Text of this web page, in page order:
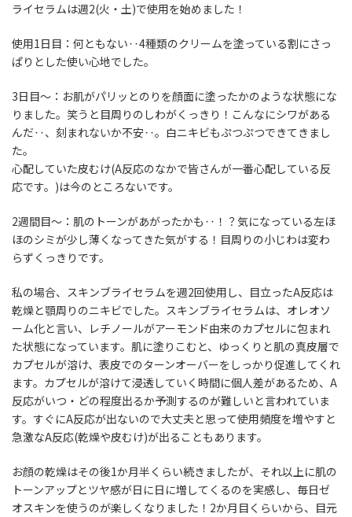
ライセラムは週2(火・土)で使用を始めました！
使用1日目 ：何ともない‥4種類のクリームを塗っている割にさっ
ぱりとした使い心地でした。
3日目～ ：お肌がパリッとのりを顔面に塗ったかのような状態にな
りました。笑うと目周りのしわがくっきり！こんなにシワがある
んだ‥、刻まれないか不安‥。白ニキビもぷつぷつできてきまし
た。
心配していた皮むけ(A反応のなかで皆さんが一番心配している反
応です。)は今のところないです。
2週間目～ ：肌のトーンがあがったかも‥！？気になっている左ほ
ほのシミが少し薄くなってきた気がする！目周りの小じわは変わ
らずくっきりです。
私の場合、スキンブライセラムを週2回使用し、目立ったA反応は
乾燥と顎周りのニキビでした。スキンブライセラムは、オレオソ
ーム化と言い、レチノールがアーモンド由来のカプセルに包まれ
た状態になっています。肌に塗りこむと、ゆっくりと肌の真皮層で
カプセルが溶け、表皮でのターンオーバーをしっかり促進してくれ
ます。カプセルが溶けて浸透していく時間に個人差があるため、A
反応がいつ・どの程度出るか予測するのが難しいと言われていま
す。すぐにA反応が出ないので大丈夫と思って使用頻度を増やすと
急激なA反応(乾燥や皮むけ)が出ることもあります。
お顔の乾燥はその後1か月半くらい続きましたが、それ以上に肌の
トーンアップとツヤ感が日に日に増してくるのを実感し、毎日ゼ
オスキンを使うのが楽しくなりました！2か月目くらいから、 目元